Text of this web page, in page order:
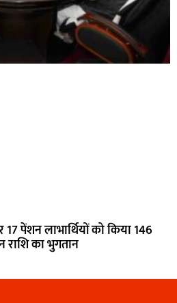
पेंशन लाभार्थियों को किया 146
का भुगतान